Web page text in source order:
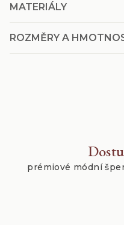
MATERIÁLY
ROZMĚRY A
prémiové módní